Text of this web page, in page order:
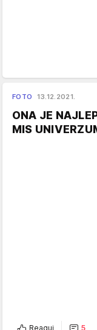
FOTO 13.12.2021.
ONA JE
MIS
Reaguj 5